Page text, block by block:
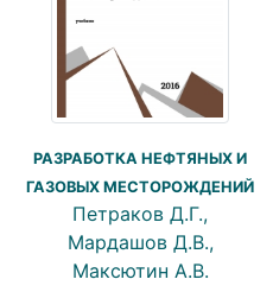
РАЗРАБОТКА НЕФТЯНЫХ И
ГАЗОВЫХ МЕСТОРОЖДЕНИЙ
Петраков Д.Г.,
Мардашов Д.В.,
Максютин А.В.